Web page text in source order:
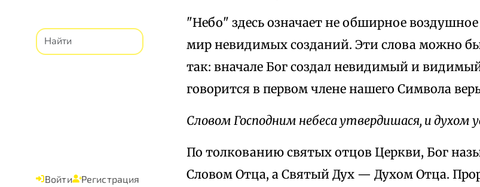
Войти Регистрация
"Небо" здесь означает не обширное
мир невидимых созданий. Эти слова можно
так: вначале Бог создал невидимый и
говорится в первом члене нашего Символа
Словом Господним небеса утвердишася, и духом
По толкованию святых отцов Церкви, Бог
Словом Отца, а Святый Дух — Духом Отца.